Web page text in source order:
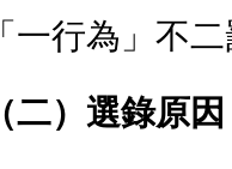
「一行為」不
（二）選錄原因